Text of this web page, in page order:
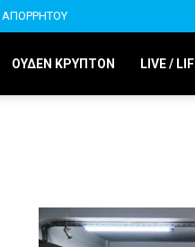
ΑΠΟΡΡΗΤΟΥ
ΟΥΔΕΝ ΚΡΥΠΤΟΝ LIVE /